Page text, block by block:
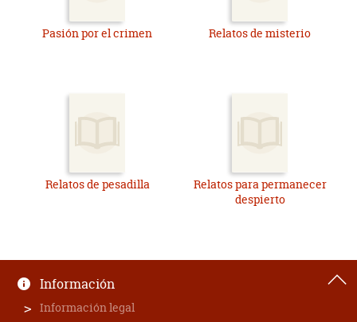
Pasión por el crimen Relatos de misterio
Relatos de pesadilla
Relatos para permanecer
despierto
Información
Información legal